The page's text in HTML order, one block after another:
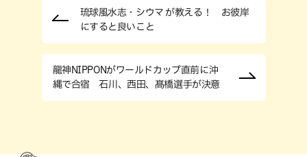
琉球風水志・シウマ が教える！ お彼岸
にすると良いこと
龍神NIPPONがワールドカップ直前に沖
縄で合宿 石川、西田、髙橋選手が決意